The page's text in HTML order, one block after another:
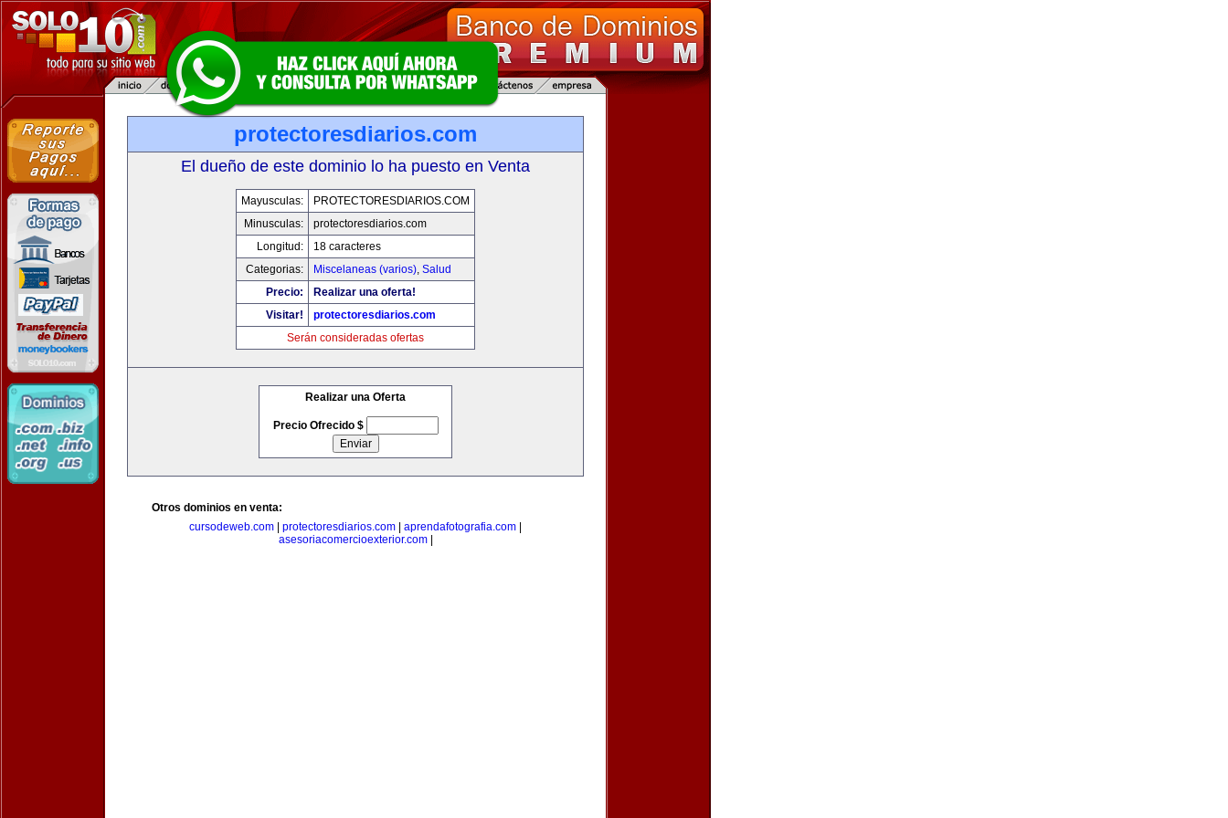
protectoresdiarios.com
El dueño de este dominio lo ha puesto en Venta
Mayusculas:
PROTECTORESDIARIOS.COM
Minusculas:
protectoresdiarios.com
Longitud:
18 caracteres
Categorias:
Miscelaneas (varios), Salud
Precio:
Realizar una oferta!
Visitar!
protectoresdiarios.com
Serán consideradas ofertas
Realizar una Oferta
Precio Ofrecido $
Otros dominios en venta:
cursodeweb.com
protectoresdiarios.com aprendafotografia.com
asesoriacomercioexterior.com|